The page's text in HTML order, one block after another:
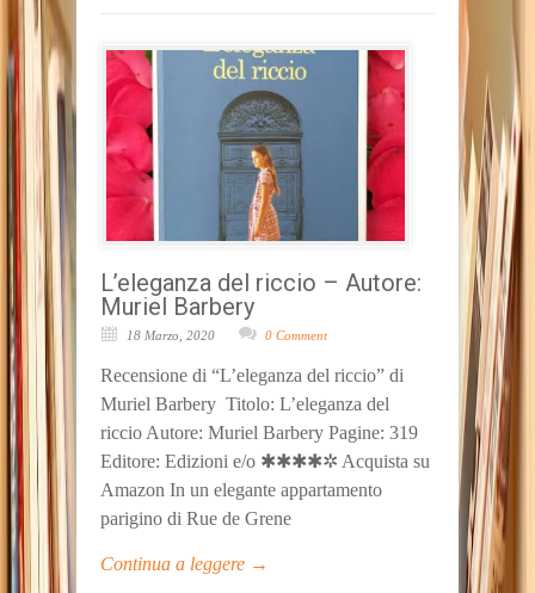
L’eleganza del riccio – Autore:
Muriel Barbery
18 Marzo, 2020 0 Comment
Recensione di “L’eleganza del riccio” di
Muriel Barbery Titolo: L’eleganza del
riccio Autore: Muriel Barbery Pagine: 319
Editore: Edizioni e/o ✱✱✱✱✲ Acquista su
Amazon In un elegante appartamento
parigino di Rue de Grene
Continua a leggere →